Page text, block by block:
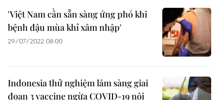
'Việt Nam cần sẵn sàng ứng phó khi
bệnh đậu mùa khỉ xâm nhập'
29/07/2022 08:00
Indonesia thử nghiệm lâm sàng giai
đoạn 3 vaccine ngừa COVID-19 nội